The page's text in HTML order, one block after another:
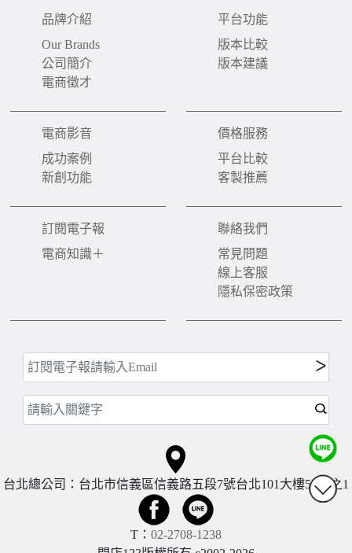
品牌介紹
Our Brands
公司簡介
電商徵才
平台功能
版本比較
版本建議
電商影音
成功案例
新創功能
價格服務
平台比較
客製推薦
訂閱電子報
電商知識＋
聯絡我們
常見問題
線上客服
隱私保密政策
台北總公司：台北市信義區信義路五段7號台北101大樓57樓之1
T： 02-2708-1238